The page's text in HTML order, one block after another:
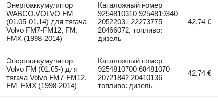
Энергоаккумулятор
WABCO,VOLVO FM
(01.05-01.14) для тягача
Volvo FM7-FM12, FM,
FMX (1998-2014)
Каталожный номер:
9254810310 9254810340
20522031 22273775
20466072, топливо:
дизель
42,74 €
Энергоаккумулятор
Volvo FM (01.05-) для
тягача Volvo FM7-FM12,
FM, FMX (1998-2014)
Каталожный номер:
9254810700 68481070
20721842 20410136,
топливо: дизель
42,74 €